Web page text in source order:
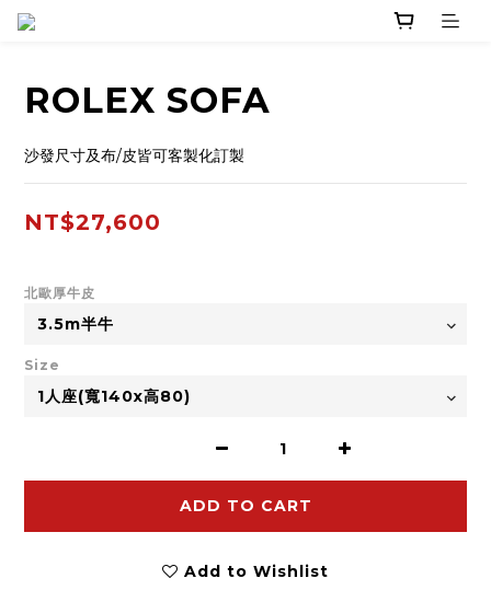
ROLEX SOFA
沙發尺寸及布/皮皆可客製化訂製
NT$27,600
北歐厚牛皮
Size
ADD TO CART
Add to Wishlist